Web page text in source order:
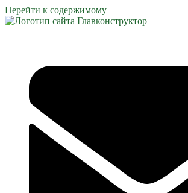
Перейти к содержимому